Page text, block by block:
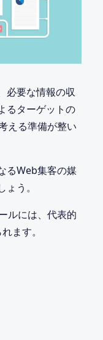
必要な情報の収
るターゲットの
える準備が整い
るWeb集客の媒
う。
ルには、代表的
ます。